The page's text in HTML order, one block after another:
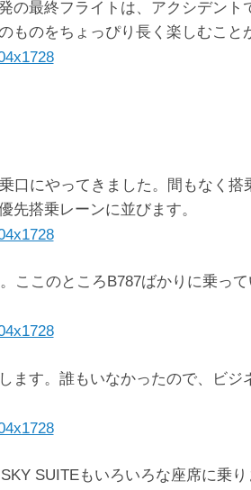
の最終フライトは、アクシデン
ものをちょっぴり長く楽しむこと
口にやってきました。間もなく
先搭乗レーンに並びます。
ここのところB787ばかりに乗っ
ます。誰もいなかったので、ビ
SUITEもいろいろな座席に乗